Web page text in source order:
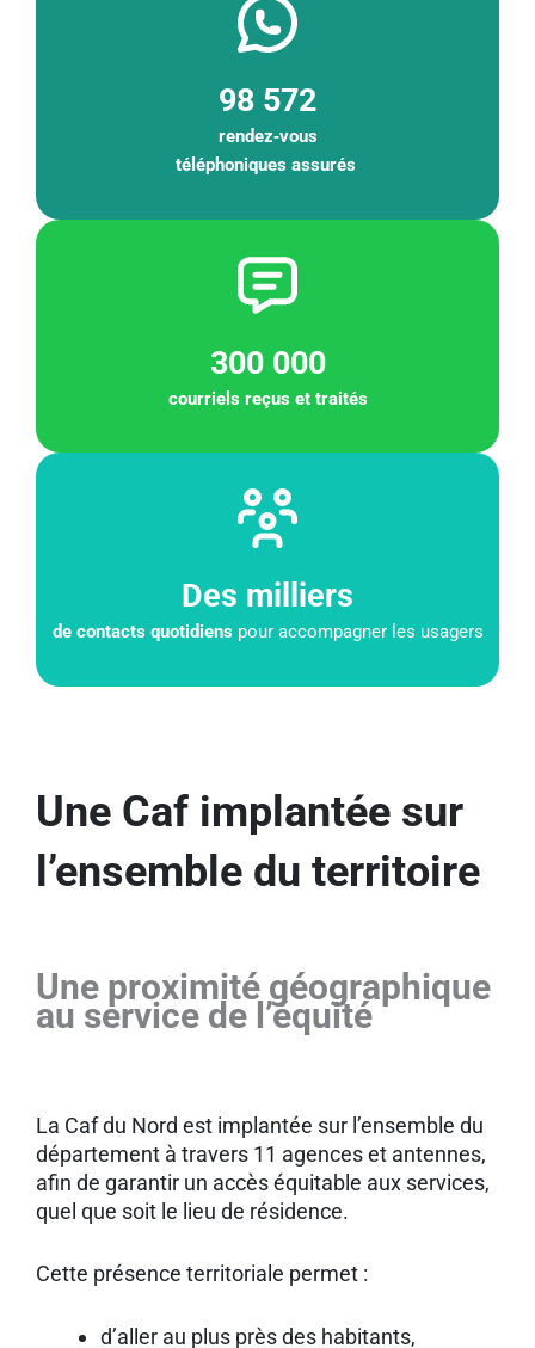
98 572
rendez‑vous
téléphoniques assurés
300 000
courriels reçus et traités
Des milliers
de contacts quotidienspour accompagner les usagers
Une Caf implantée sur
l’ensemble du territoire
Une proximité géographique
au service de l’équité
La Caf du Nord est implantée sur l’ensemble du
département à travers 11 agences et antennes,
afin de garantir un accès équitable aux services,
quel que soit le lieu de résidence.
Cette présence territoriale permet :
d’aller au plus près des habitants,